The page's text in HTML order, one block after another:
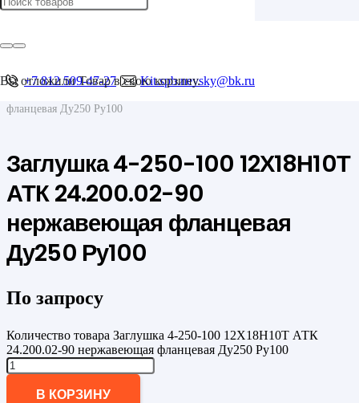
+7 812 509-47-27 Kit.spb.nevsky@bk.ru
Вы отложилиТоварв свою корзину.
Главная
/
фланцевая Ду250 Ру100
Заглушка 4-250-100 12Х18Н10Т
АТК 24.200.02-90
нержавеющая фланцевая
Ду250 Ру100
По запросу
Количество товара Заглушка 4-250-100 12Х18Н10Т АТК
24.200.02-90 нержавеющая фланцевая Ду250 Ру100
В КОРЗИНУ